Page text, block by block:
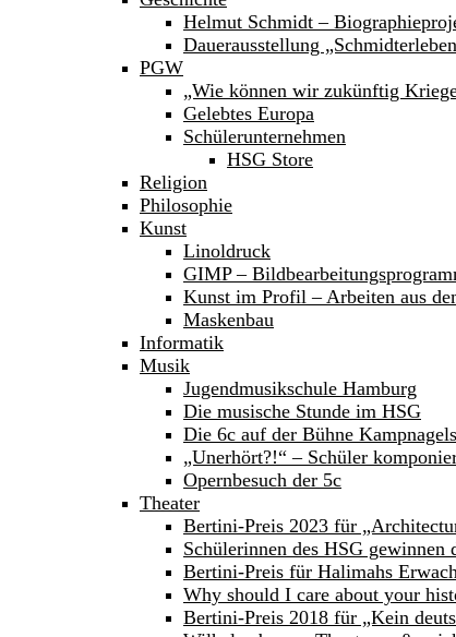
Helmut Schmidt –
Dauerausstellung
PGW
„Wie können wir zukünftig
Gelebtes Europa
Schülerunternehmen
HSG Store
Religion
Philosophie
Kunst
Linoldruck
GIMP –
Kunst im Profil – Arbeiten aus
Maskenbau
Informatik
Musik
Jugendmusikschule Hamburg
Die musische Stunde im HSG
Die 6c auf der Bühne Kampnagels
„Unerhört?!“ – Schüler
Opernbesuch der 5c
Theater
Bertini-Preis 2023 für
Schülerinnen des HSG gewinnen
Bertini-Preis für Halimahs
Why should I care about your
Bertini-Preis 2018 für „Kein